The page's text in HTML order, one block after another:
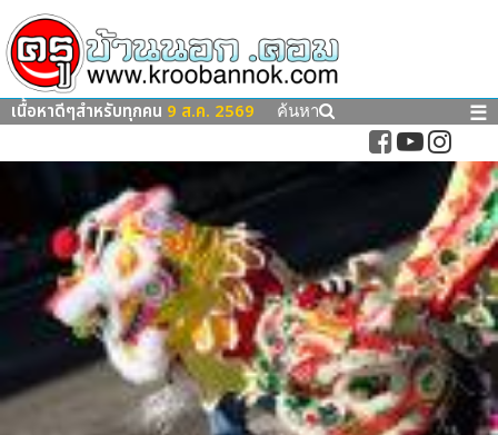
เนื้อหาดีๆสำหรับทุกคน 9 ส.ค. 2569 ค้นหา ☰